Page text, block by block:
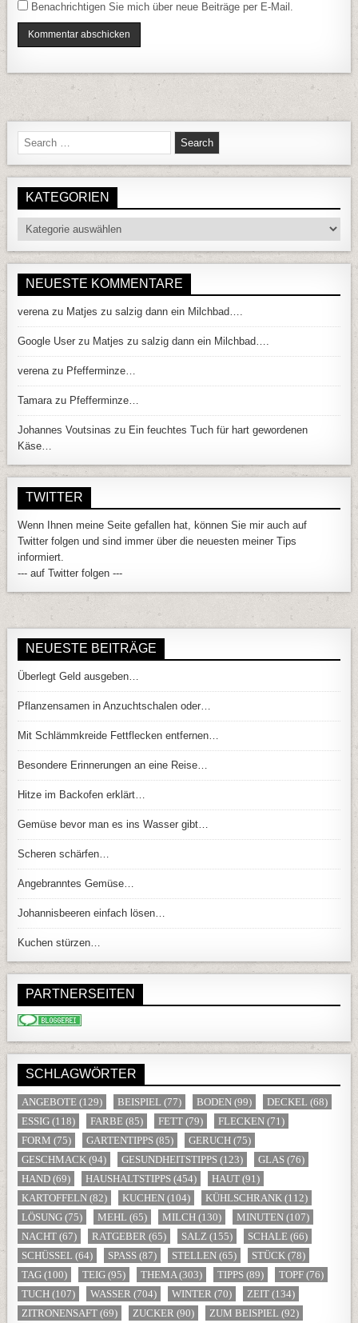
Benachrichtigen Sie mich über neue Beiträge per E-Mail.
Search for:
KATEGORIEN
Kategorien
NEUESTE KOMMENTARE
verenazu Matjes zu salzig dann ein Milchbad….
Google User zu Matjes zu salzig dann ein Milchbad….
verenazu Pfefferminze…
Tamarazu Pfefferminze…
Johannes Voutsinas zu Ein feuchtes Tuch für hart gewordenen
Käse…
TWITTER
Wenn Ihnen meine Seite gefallen hat, können Sie mir auch auf
Twitter folgen und sind immer über die neuesten meiner Tips
informiert.
--- auf Twitter folgen ---
NEUESTE BEITRÄGE
Überlegt Geld ausgeben…
Pflanzensamen in Anzuchtschalen oder…
Mit Schlämmkreide Fettflecken entfernen…
Besondere Erinnerungen an eine Reise…
Hitze im Backofen erklärt…
Gemüse bevor man es ins Wasser gibt…
Scheren schärfen…
Angebranntes Gemüse…
Johannisbeeren einfach lösen…
Kuchen stürzen…
PARTNERSEITEN
SCHLAGWÖRTER
ANGEBOTE (129) BEISPIEL (77) BODEN (99) DECKEL (68)
ESSIG (118) FARBE (85) FETT (79) FLECKEN (71)
FORM (75) GARTENTIPPS (85) GERUCH (75)
GESCHMACK (94) GESUNDHEITSTIPPS (123) GLAS (76)
HAND (69) HAUSHALTSTIPPS (454) HAUT (91)
KARTOFFELN (82) KUCHEN (104) KÜHLSCHRANK (112)
LÖSUNG (75) MEHL (65) MILCH (130) MINUTEN (107)
NACHT (67) RATGEBER (65) SALZ (155) SCHALE (66)
SCHÜSSEL (64) SPASS (87) STELLEN (65) STÜCK (78)
TAG (100) TEIG (95) THEMA(303) TIPPS (89) TOPF (76)
TUCH (107) WASSER (704) WINTER (70) ZEIT (134)
ZITRONENSAFT (69) ZUCKER (90) ZUM BEISPIEL (92)